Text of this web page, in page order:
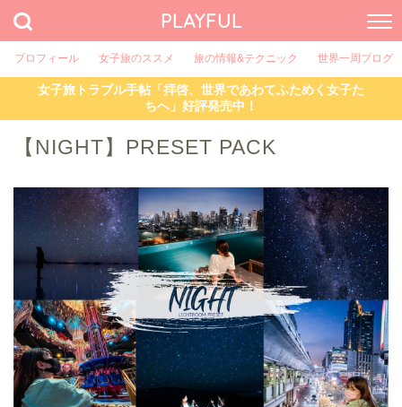
PLAYFUL
プロフィール 女子旅のススメ 旅の情報&テクニック 世界一周ブログ
女子旅トラブル手帖「拝啓、世界であわてふためく女子た
ちへ」好評発売中！
【NIGHT】PRESET PACK